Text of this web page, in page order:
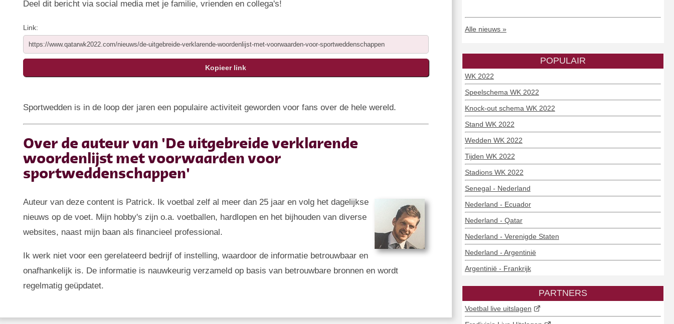
Deel dit bericht via social media met je familie, vrienden en collega's!
Link:
Sportwedden is in de loop der jaren een populaire activiteit geworden voor fans over de hele wereld.
Over de auteur van 'De uitgebreide verklarende
woordenlijst met voorwaarden voor
sportweddenschappen'
Auteur van deze content is Patrick. Ik voetbal zelf al meer dan 25 jaar en volg het dagelijkse
nieuws op de voet. Mijn hobby's zijn o.a. voetballen, hardlopen en het bijhouden van diverse
websites, naast mijn baan als financieel professional.
Ik werk niet voor een gerelateerd bedrijf of instelling, waardoor de informatie betrouwbaar en
onafhankelijk is. De informatie is nauwkeurig verzameld op basis van betrouwbare bronnen en wordt
regelmatig geüpdatet.
Alle nieuws »
POPULAIR
WK 2022
Speelschema WK 2022
Knock-out schema WK 2022
Stand WK 2022
Wedden WK 2022
Tijden WK 2022
Stadions WK 2022
Senegal - Nederland
Nederland - Ecuador
Nederland - Qatar
Nederland - Verenigde Staten
Nederland - Argentinië
Argentinië - Frankrijk
PARTNERS
Voetbal live uitslagen